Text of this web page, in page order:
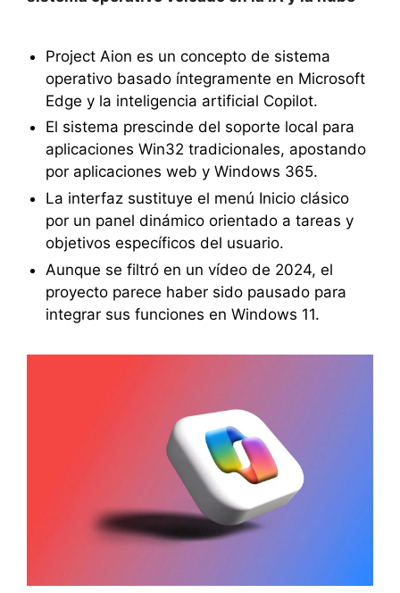
Project Aion es un concepto de sistema
operativo basado íntegramente en Microsoft
Edge y la inteligencia artificial Copilot.
El sistema prescinde del soporte local para
aplicaciones Win32 tradicionales, apostando
por aplicaciones web y Windows 365.
La interfaz sustituye el menú Inicio clásico
por un panel dinámico orientado a tareas y
objetivos específicos del usuario.
Aunque se filtró en un vídeo de 2024, el
proyecto parece haber sido pausado para
integrar sus funciones en Windows 11.